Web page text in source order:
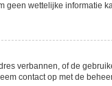
geen wettelijke informatie
verbannen, of de
contact op met de